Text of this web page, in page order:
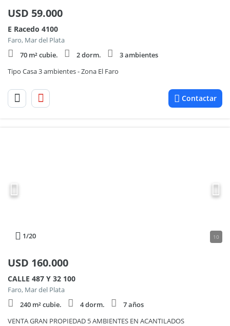
USD 59.000
E Racedo 4100
Faro, Mar del Plata
70 m² cubie.
2 dorm.
3 ambientes
Tipo Casa 3 ambientes - Zona El Faro
Contactar
1/20 10
USD 160.000
CALLE 487 Y 32 100
Faro, Mar del Plata
240 m² cubie.
4 dorm.
7 años
VENTA GRAN PROPIEDAD 5 AMBIENTES EN ACANTILADOS